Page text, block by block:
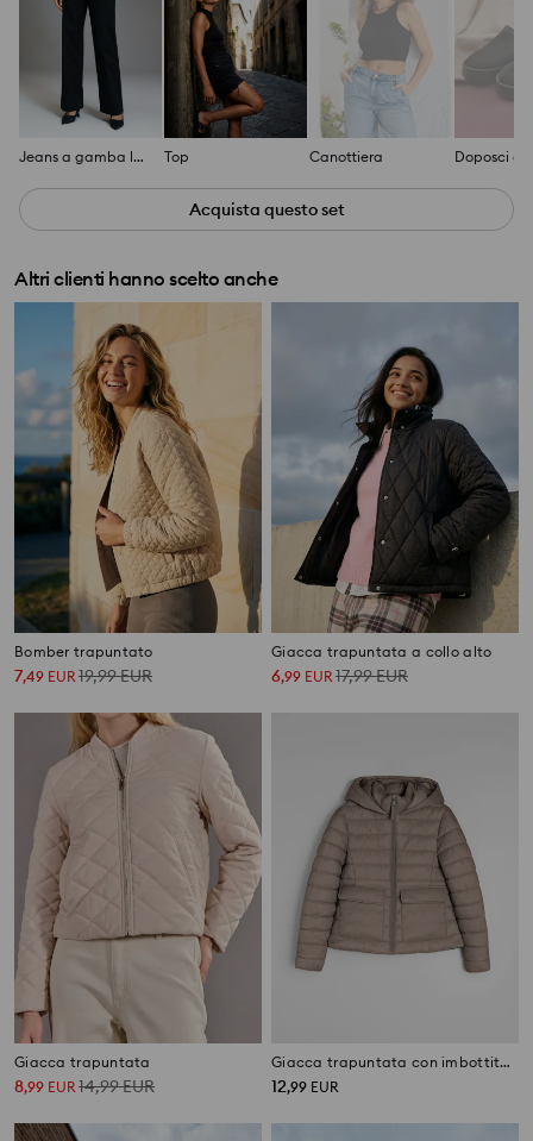
Jeans a gamba larga Top Canottiera
Acquista questo set
Altri clienti hanno scelto anche
Bomber trapuntato
7,49 EUR19,99EUR
Giacca trapuntata a collo alto
6,99 EUR17,99EUR
Giacca trapuntata
8,99 EUR 14,99EUR
Giacca trapuntata con imbottitura
12,99 EUR